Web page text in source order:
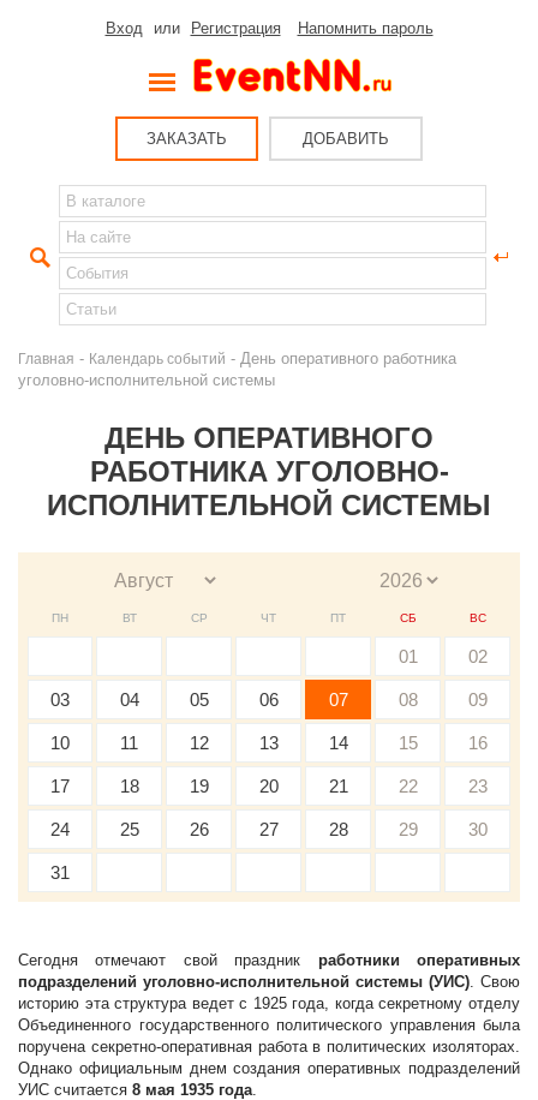
Вход или Регистрация Напомнить пароль
ЗАКАЗАТЬ ДОБАВИТЬ
Главная - Календарь событий - День оперативного работника
уголовно-исполнительной системы
ДЕНЬ ОПЕРАТИВНОГО
РАБОТНИКА УГОЛОВНО-
ИСПОЛНИТЕЛЬНОЙ СИСТЕМЫ
ПН ВТ СР ЧТ ПТ СБ ВС
01 02
03 04 05 06 07 08 09
10 11 12 13 14 15 16
17 18 19 20 21 22 23
24 25 26 27 28 29 30
31
Сегодня отмечают свой праздник работники оперативных
подразделений уголовно-исполнительной системы (УИС). Свою
историю эта структура ведет с 1925 года, когда секретному отделу
Объединенного государственного политического управления была
поручена секретно-оперативная работа в политических изоляторах.
Однако официальным днем создания оперативных подразделений
УИС считается 8 мая 1935 года.